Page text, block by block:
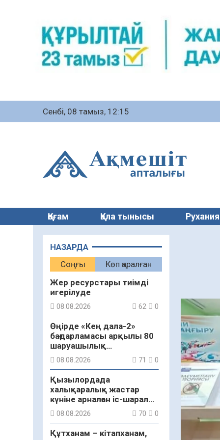
Сенбі, 08 тамыз, 12:15
Қоғам Қала тынысы
НАЗАРДА
Соңғы
Көп қаралған
Жер ресурстары тиімді
игерілуде
08.08.2026 62 0
Өңірде «Кең дала-2»
бағдарламасы арқылы 80
шаруашылық
қаржыландырылды
08.08.2026 71 0
Қызылордада
халықаралық жастар
күніне арналған іс-шаралар
бастау алды
08.08.2026 70 0
Құтханам – кітапханам,